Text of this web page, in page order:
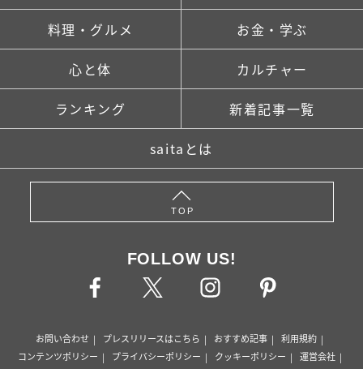
料理・グルメ お金・学ぶ
心と体 カルチャー
ランキング 新着記事一覧
saitaとは
TOP
FOLLOW US!
お問い合わせ プレスリリースはこちら おすすめ記事
利用規約
コンテンツポリシー
プライバシーポリシー クッキーポリシー
運営会社